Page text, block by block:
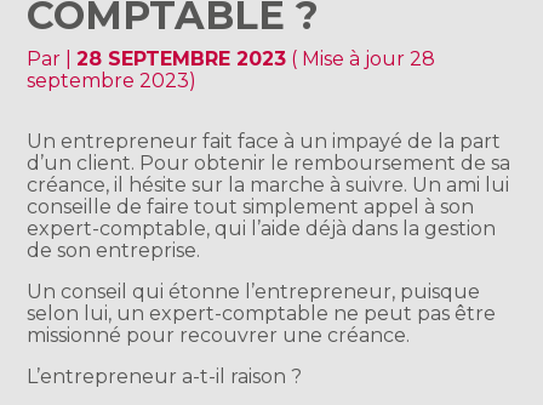
COMPTABLE ?
Par |28 SEPTEMBRE 2023 ( Mise à jour 28
septembre 2023)
Un entrepreneur fait face à un impayé de la part
d’un client. Pour obtenir le remboursement de sa
créance, il hésite sur la marche à suivre. Un ami lui
conseille de faire tout simplement appel à son
expert-comptable, qui l’aide déjà dans la gestion
de son entreprise.
Un conseil qui étonne l’entrepreneur, puisque
selon lui, un expert-comptable ne peut pas être
missionné pour recouvrer une créance.
L’entrepreneur a-t-il raison ?